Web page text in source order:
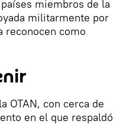
miembros de la
militarmente por
reconocen como
OTAN, con cerca de
en el que respaldó